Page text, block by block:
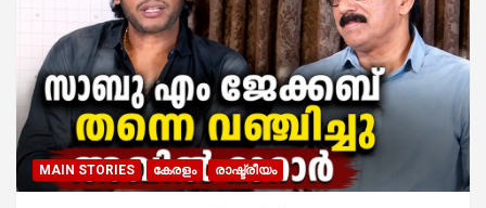
MAIN STORIES കേരളം രാഷ്ട്രീയം